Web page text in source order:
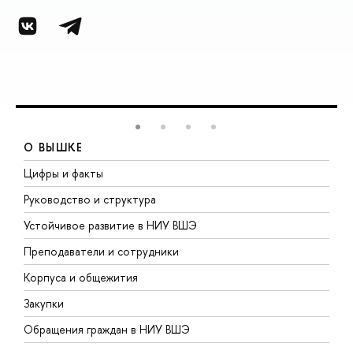
О ВЫШКЕ
Цифры и факты
Руководство и структура
Устойчивое развитие в НИУ ВШЭ
Преподаватели и сотрудники
Корпуса и общежития
Закупки
Обращения граждан в НИУ ВШЭ